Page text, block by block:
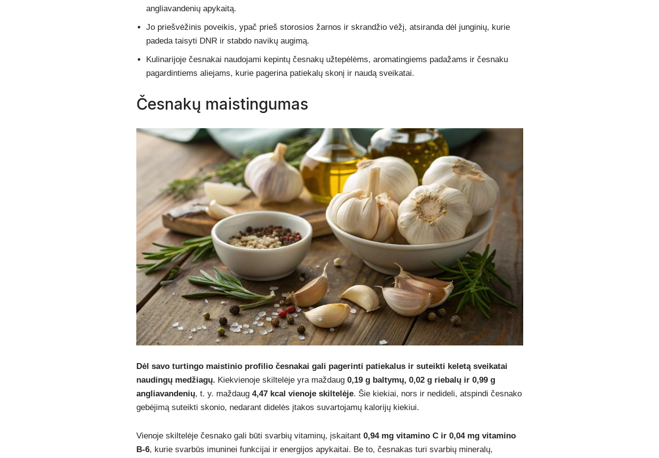
angliavandenių apykaitą.
Jo priešvėžinis poveikis, ypač prieš storosios žarnos ir skrandžio vėžį, atsiranda dėl junginių, kurie
padeda taisyti DNR ir stabdo navikų augimą.
Kulinarijoje česnakai naudojami kepintų česnakų užtepėlėms, aromatingiems padažams ir česnaku
pagardintiems aliejams, kurie pagerina patiekalų skonį ir naudą sveikatai.
Česnakų maistingumas
Dėl savo turtingo maistinio profilio česnakai gali pagerinti patiekalus ir suteikti keletą sveikatai
naudingų medžiagų. Kiekvienoje skiltelėje yra maždaug 0,19 g baltymų, 0,02 g riebalų ir 0,99 g
angliavandenių, t. y. maždaug 4,47 kcal vienoje skiltelėje. Šie kiekiai, nors ir nedideli, atspindi česnako
gebėjimą suteikti skonio, nedarant didelės įtakos suvartojamų kalorijų kiekiui.
Vienoje skiltelėje česnako gali būti svarbių vitaminų, įskaitant 0,94 mg vitamino C ir 0,04 mg vitamino
B-6, kurie svarbūs imuninei funkcijai ir energijos apykaitai. Be to, česnakas turi svarbių mineralų,